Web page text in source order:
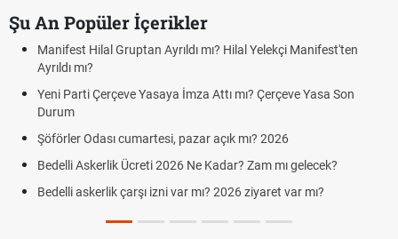
Şu An Popüler İçerikler
Manifest Hilal Gruptan Ayrıldı mı? Hilal Yelekçi Manifest'ten
Ayrıldı mı?
Yeni Parti Çerçeve Yasaya İmza Attı mı? Çerçeve Yasa Son
Durum
Şöförler Odası cumartesi, pazar açık mı? 2026
Bedelli Askerlik Ücreti 2026 Ne Kadar? Zam mı gelecek?
Bedelli askerlik çarşı izni var mı? 2026 ziyaret var mı?